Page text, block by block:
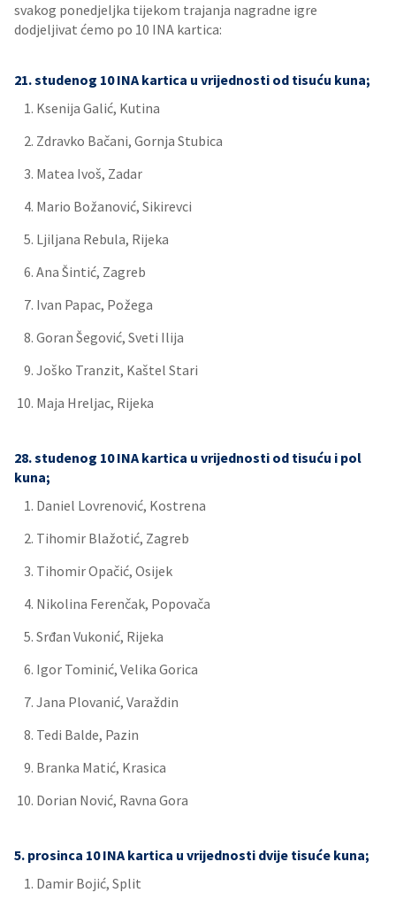
svakog ponedjeljka tijekom trajanja nagradne igre
dodjeljivat ćemo po 10 INA kartica:
21. studenog 10 INA kartica u vrijednosti od tisuću kuna;
Ksenija Galić, Kutina
Zdravko Bačani, Gornja Stubica
Matea Ivoš, Zadar
Mario Božanović, Sikirevci
Ljiljana Rebula, Rijeka
Ana Šintić, Zagreb
Ivan Papac, Požega
Goran Šegović, Sveti Ilija
Joško Tranzit, Kaštel Stari
Maja Hreljac, Rijeka
28. studenog 10 INA kartica u vrijednosti od tisuću i pol
kuna;
Daniel Lovrenović, Kostrena
Tihomir Blažotić, Zagreb
Tihomir Opačić, Osijek
Nikolina Ferenčak, Popovača
Srđan Vukonić, Rijeka
Igor Tominić, Velika Gorica
Jana Plovanić, Varaždin
Tedi Balde, Pazin
Branka Matić, Krasica
Dorian Nović, Ravna Gora
5. prosinca 10 INA kartica u vrijednosti dvije tisuće kuna;
Damir Bojić, Split